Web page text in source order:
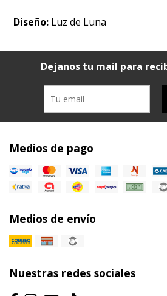
Diseño: Luz de Luna
Dejanos tu mail para
Medios de pago
Medios de envío
Nuestras redes sociales